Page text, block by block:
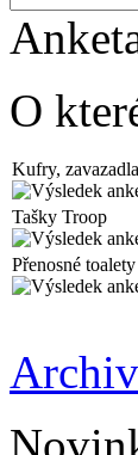
O
Kufry,
Tašky Troop
Přenosné toalety